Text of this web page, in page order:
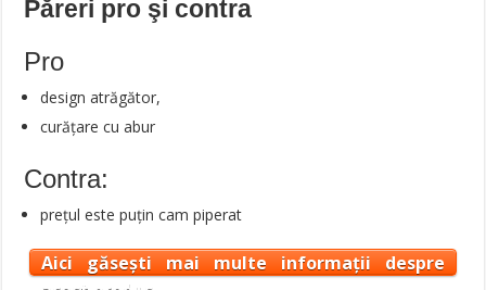
Păreri pro şi contra
Pro
design atrăgător,
curățare cu abur
Contra:
prețul este puțin cam piperat
Aici găsești mai multe informații despre